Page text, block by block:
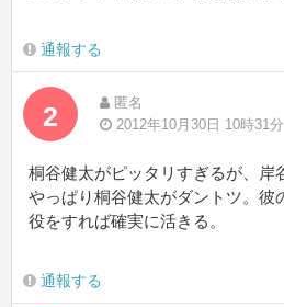
通報する
2
匿名
2012年10月30日 10時31分
桐谷健太がピッタリすぎるが、岸
やっぱり桐谷健太がダントツ。彼
役をすれば確実に活きる。
通報する